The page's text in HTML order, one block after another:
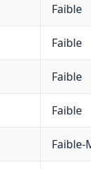
Faible
Faible
Faible
Faible
Faible-